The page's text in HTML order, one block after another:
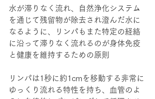
水が滞りなく流れ、自然浄化システム
を通じて残留物が除去され澄んだ水に
なるように、リンパもまた特定の経絡
に沿って滞りなく流れるのが身体免疫
と健康を維持するための原則
リンパは1秒に約1cmを移動する非常に
ゆっくり流れる特性を持ち、血管のよ